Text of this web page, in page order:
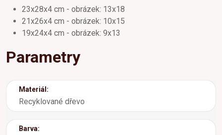
23x28x4 cm - obrázek: 13x18
21x26x4 cm - obrázek: 10x15
19x24x4 cm - obrázek: 9x13
Parametry
Materiál:
Recyklované dřevo
Barva: